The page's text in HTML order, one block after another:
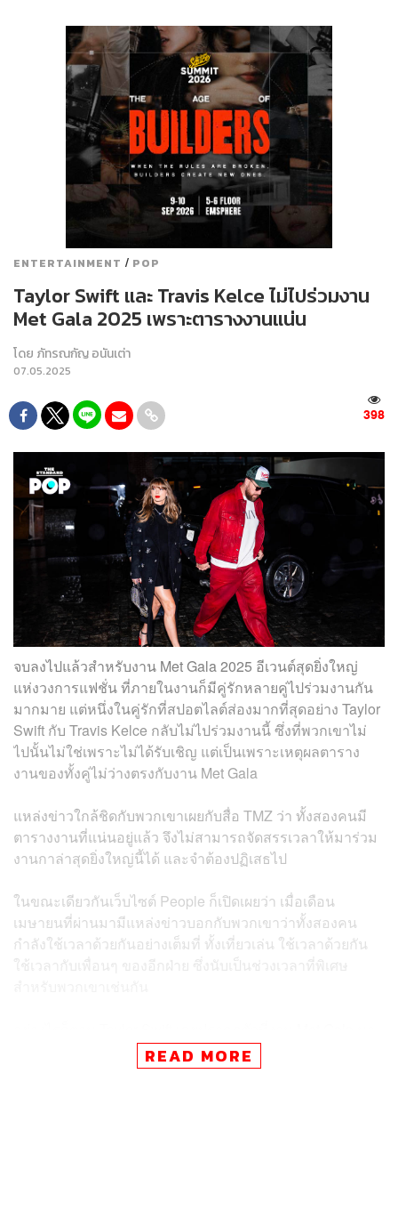
ENTERTAINMENT / POP
Taylor Swift และ Travis Kelce ไม่ไปร่วมงาน
Met Gala 2025 เพราะตารางงานแน่น
โดย ภัทรณกัญ อนันเต่า
07.05.2025
398
จบลงไปแล้วสำหรับงาน Met Gala 2025 อีเวนต์สุดยิ่งใหญ่
แห่งวงการแฟชั่น ที่ภายในงานก็มีคู่รักหลายคู่ไปร่วมงานกัน
มากมาย แต่หนึ่งในคู่รักที่สปอตไลต์ส่องมากที่สุดอย่าง Taylor
Swift กับ Travis Kelce กลับไม่ไปร่วมงานนี้ ซึ่งที่พวกเขาไม่
ไปนั้นไม่ใช่เพราะไม่ได้รับเชิญ แต่เป็นเพราะเหตุผลตาราง
งานของทั้งคู่ไม่ว่างตรงกับงาน Met Gala
แหล่งข่าวใกล้ชิดกับพวกเขาเผยกับสื่อ TMZ ว่า ทั้งสองคนมี
ตารางงานที่แน่นอยู่แล้ว จึงไม่สามารถจัดสรรเวลาให้มาร่วม
งานกาล่าสุดยิ่งใหญ่นี้ได้ และจำต้องปฏิเสธไป
ในขณะเดียวกันเว็บไซต์ People ก็เปิดเผยว่า เมื่อเดือน
เมษายนที่ผ่านมามีแหล่งข่าวบอกกับพวกเขาว่าทั้งสองคน
กำลังใช้เวลาด้วยกันอย่างเต็มที่ ทั้งเที่ยวเล่น ใช้เวลาด้วยกัน
ใช้เวลากับเพื่อนๆ ของอีกฝ่าย ซึ่งนับเป็นช่วงเวลาที่พิเศษ
แล้วหลายครั้ง โดยครั้งล่าสุดที่เธอมาก็คือปี 2016 แต่สำหรับ
Travis Kelce เขายังไม่เคยมา และถ้าหากทั้งสองคนมาร่วม
READ MORE